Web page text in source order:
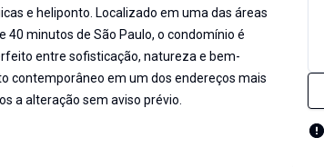
e heliponto. Localizado em uma das áreas
40 minutos de São Paulo, o condomínio é
entre sofisticação, natureza e bem-
contemporâneo em um dos endereços mais
a alteração sem aviso prévio.